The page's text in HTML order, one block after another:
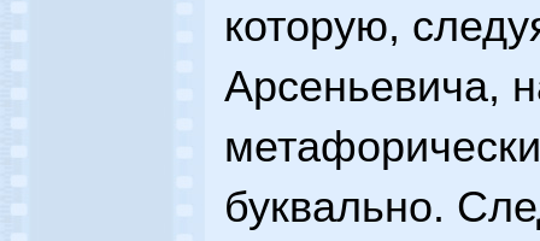
которую,
Арсеньевича,
буквально.